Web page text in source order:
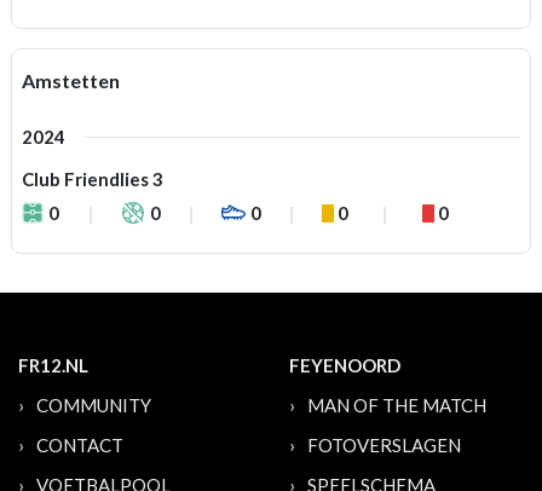
Amstetten
2024
Club Friendlies 3
0
0 0 0 0
FR12.NL
COMMUNITY
CONTACT
VOETBALPOOL
FEYENOORD
MAN OF THE MATCH
FOTOVERSLAGEN
SPEELSCHEMA